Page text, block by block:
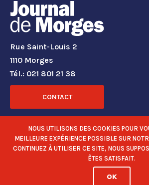
Rue Saint-Louis 2
1110 Morges
Tél.: 021 801 21 38
CONTACT
RÉSEAUX SOCIAUX
NOUS UTILISONS DES COOKIES POUR
MEILLEURE EXPÉRIENCE POSSIBLE SUR
CONTINUEZ À UTILISER CE SITE, NOUS
ÊTES SATISFAIT.
OK